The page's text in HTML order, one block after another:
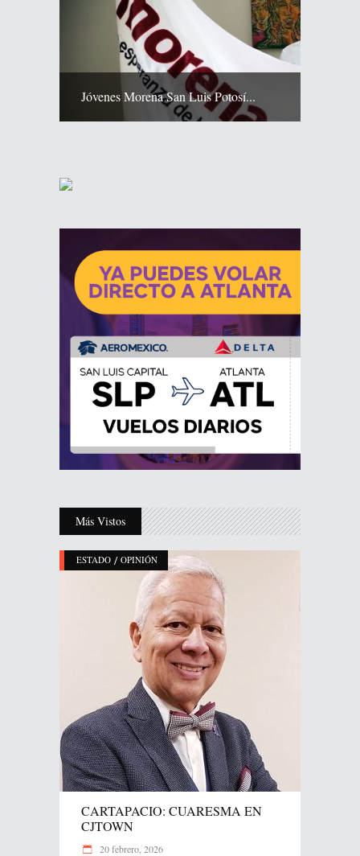
Jóvenes Morena San Luis Potosí...
Más Vistos
ESTADO / OPINIÓN
CARTAPACIO: CUARESMA EN
CJTOWN
20 febrero, 2026